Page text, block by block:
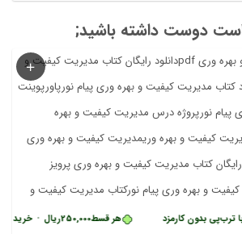
دوست داشته باشید;
هر قسط 250,000ریال • خرید قسطی با کارمزد